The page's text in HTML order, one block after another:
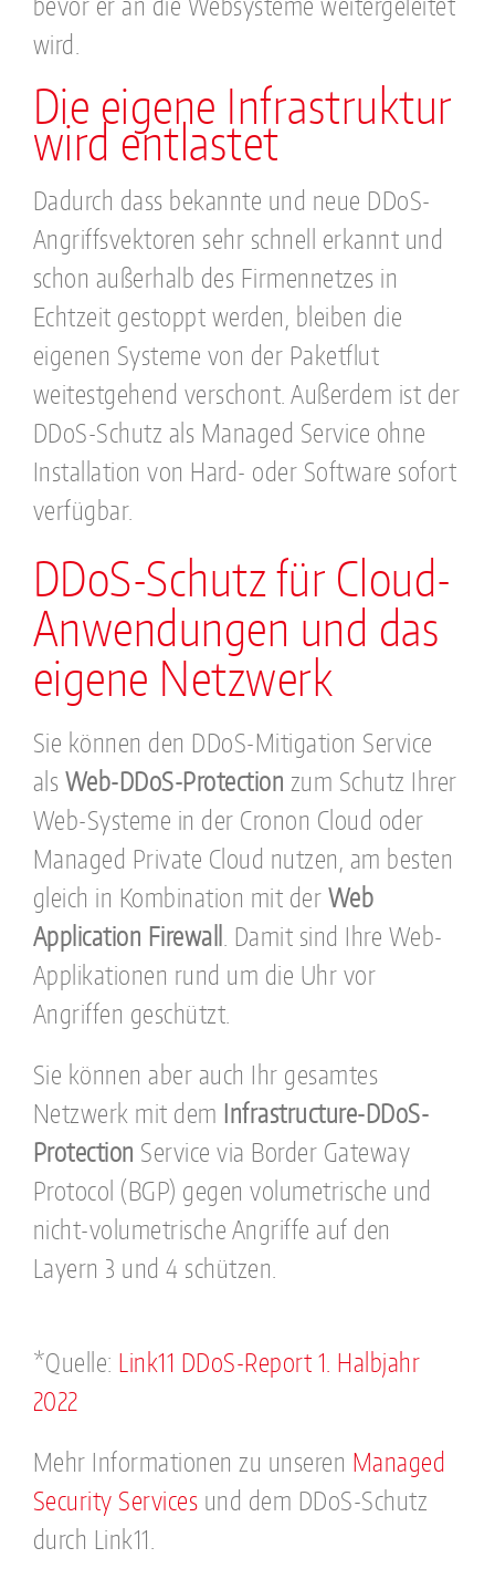
wird.
Die eigene Infrastruktur
wird entlastet
Dadurch dass bekannte und neue DDoS-
Angriffsvektoren sehr schnell erkannt und
schon außerhalb des Firmennetzes in
Echtzeit gestoppt werden, bleiben die
eigenen Systeme von der Paketflut
weitestgehend verschont. Außerdem ist der
DDoS-Schutz als Managed Service ohne
Installation von Hard- oder Software sofort
verfügbar.
DDoS-Schutz für Cloud-
Anwendungen und das
eigene Netzwerk
Sie können den DDoS-Mitigation Service
als Web-DDoS-Protection zum Schutz Ihrer
Web-Systeme in der Cronon Cloud oder
Managed Private Cloud nutzen, am besten
gleich in Kombination mit der Web
Application Firewall . Damit sind Ihre Web-
Applikationen rund um die Uhr vor
Angriffen geschützt.
Sie können aber auch Ihr gesamtes
Netzwerk mit dem Infrastructure-DDoS-
Protection Service via Border Gateway
Protocol (BGP) gegen volumetrische und
nicht-volumetrische Angriffe auf den
Layern 3 und 4 schützen.
*Quelle: Link11 DDoS-Report 1. Halbjahr
2022
Mehr Informationen zu unseren Managed
Security Services und dem DDoS-Schutz
durch Link11.